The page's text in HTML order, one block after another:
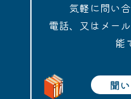
気軽に問い
電話、又はメー
能
聞